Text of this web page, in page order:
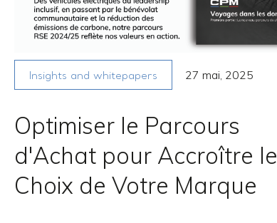
Insights and whitepapers 27 mai, 2025
Optimiser le Parcours
d'Achat pour Accroître le
Choix de Votre Marque